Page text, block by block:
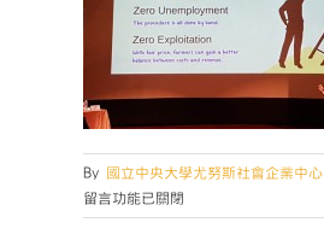
By 國立中央大學尤努斯社會企業中心
留言功能已關閉